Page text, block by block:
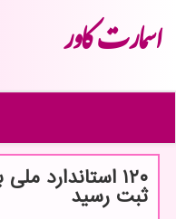
اسمارت كاور
۱۲۰ استاندارد
ثبت رسید